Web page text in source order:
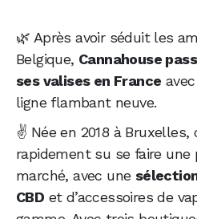
On valide l’expérience
🌿 Après avoir séduit les
Belgique, Cannahouse
ses valises en France
ligne flambant neuve.
✌️ Née en 2018 à
rapidement su se faire une
marché, avec une
CBD et d’accessoires de